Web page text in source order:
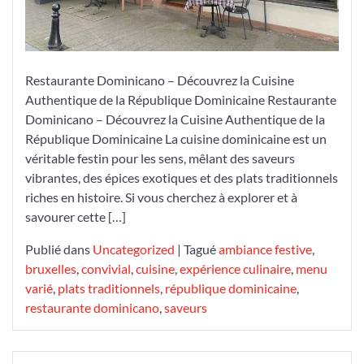
Restaurante Dominicano – Découvrez la Cuisine
Authentique de la République Dominicaine Restaurante
Dominicano – Découvrez la Cuisine Authentique de la
République Dominicaine La cuisine dominicaine est un
véritable festin pour les sens, mêlant des saveurs
vibrantes, des épices exotiques et des plats traditionnels
riches en histoire. Si vous cherchez à explorer et à
savourer cette […]
Publié dans Uncategorized | Taguéambiance festive,
bruxelles,convivial,cuisine,expérience culinaire, menu
varié, plats traditionnels, république dominicaine,
restaurante dominicano,saveurs